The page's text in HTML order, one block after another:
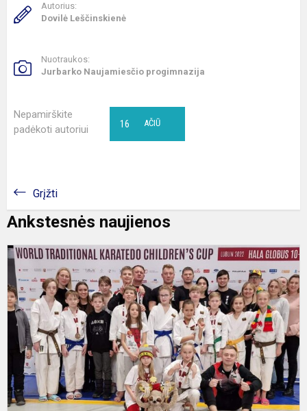
Autorius:
Dovilė Leščinskienė
Nuotraukos:
Jurbarko Naujamiesčio progimnazija
Nepamirškite
padėkoti autoriui
AČIŪ
16
Grįžti
Ankstesnės naujienos